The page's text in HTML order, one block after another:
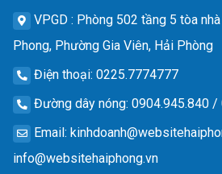
VPGD : Phòng 502 tầng 5 tòa
Phong, Phường Gia Viên, Hải Phòng
Điện thoại: 0225.7774777
Đường dây nóng: 0904.945.840 /
Email:
info@websitehaiphong.vn